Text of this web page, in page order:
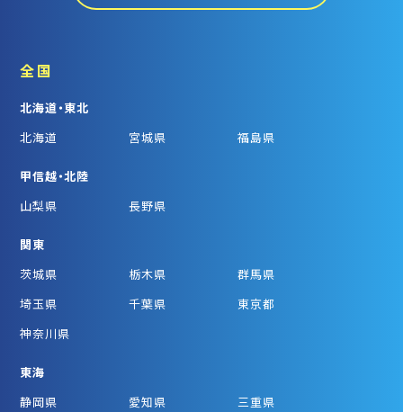
全国
北海道・東北
北海道
宮城県 福島県
甲信越・北陸
山梨県
長野県
関東
茨城県
栃木県
群馬県
埼玉県
千葉県
東京都
神奈川県
東海
静岡県
愛知県 三重県